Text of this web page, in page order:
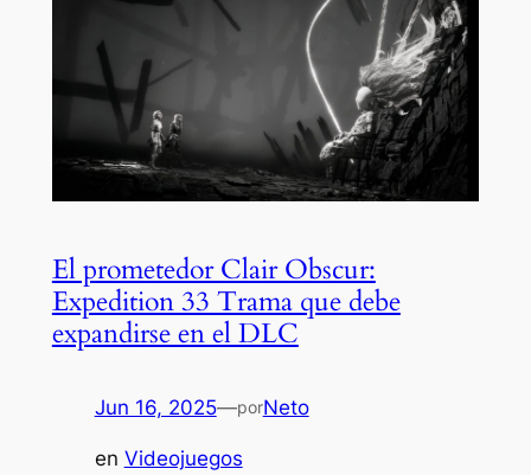
El prometedor Clair Obscur:
Expedition 33 Trama que debe
expandirse en el DLC
Jun 16, 2025—porNeto
en Videojuegos